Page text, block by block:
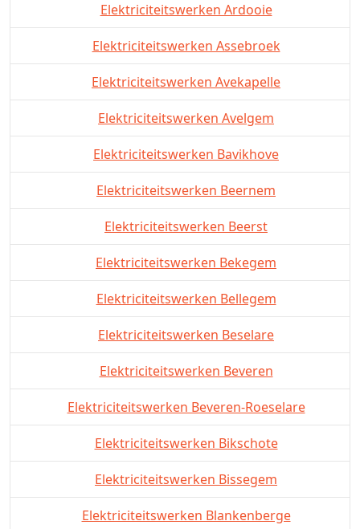
Elektriciteitswerken Ardooie
Elektriciteitswerken Assebroek
Elektriciteitswerken Avekapelle
Elektriciteitswerken Avelgem
Elektriciteitswerken Bavikhove
Elektriciteitswerken Beernem
Elektriciteitswerken Beerst
Elektriciteitswerken Bekegem
Elektriciteitswerken Bellegem
Elektriciteitswerken Beselare
Elektriciteitswerken Beveren
Elektriciteitswerken Beveren-Roeselare
Elektriciteitswerken Bikschote
Elektriciteitswerken Bissegem
Elektriciteitswerken Blankenberge